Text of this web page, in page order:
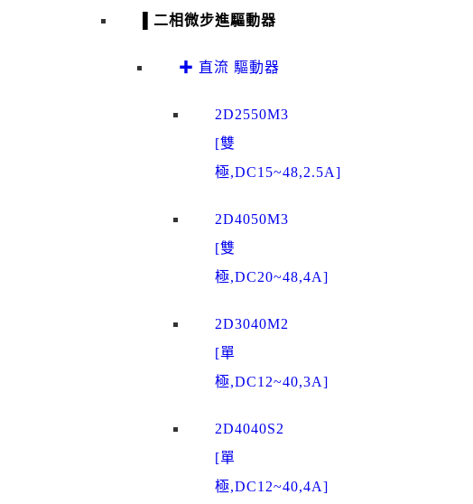
▌二相微步進驅動器
✚ 直流 驅動器
2D2550M3
[雙
極,DC15~48,2.5A]
2D4050M3
[雙
極,DC20~48,4A]
2D3040M2
[單
極,DC12~40,3A]
2D4040S2
[單
極,DC12~40,4A]